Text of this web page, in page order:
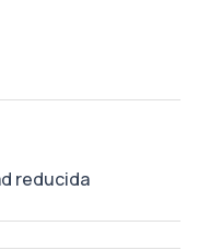
reducida